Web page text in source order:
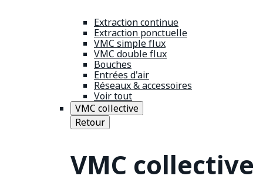
Extraction continue
Extraction ponctuelle
VMC simple flux
VMC double flux
Bouches
Entrées d'air
Réseaux & accessoires
Voir tout
VMC collective
Retour
VMC collective